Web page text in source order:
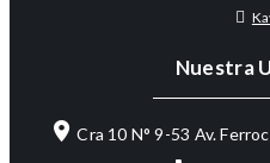
Nuestra
Cra 10 N° 9-53 Av.